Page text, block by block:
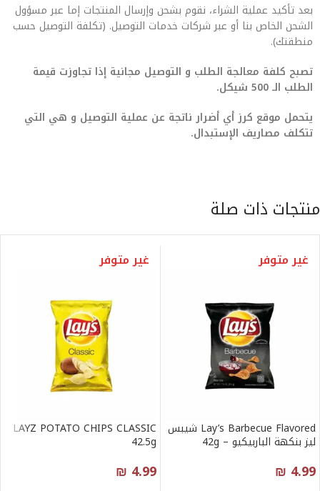
بعد تأكيد عملية الشراء، نقوم بشحن وإرسال المنتجات إما عبر مسؤول
الشحن الخاص بنا أو عبر شركات خدمات التوصيل. (تكلفة التوصيل حسب
منطقتك).
تصبح كلفة معالجة الطلب و التوصيل مجانية إذا تجاوزت قيمة
الطلب الـ 500 شيكل.
يتحمل موقع كرز أي أضرار ناتجة عن عملية التوصيل و هي التي
تتكلف مصاريف الإستبدال.
منتجات ذات صلة
غير متوفر
Lay’s Barbecue Flavored شيبس
ليز بنكهة الباربيكيو – 42g
₪ 4.99
غير متوفر
LAYZ POTATO CHIPS CLASSIC
42.5g
₪ 4.99